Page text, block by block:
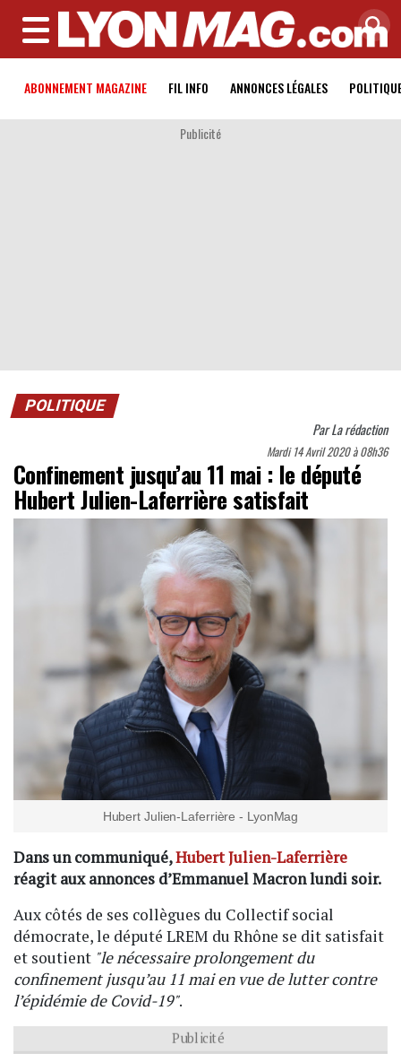
MENU
ABONNEMENT MAGAZINE FIL INFO ANNONCES LÉGALES
Publicité
POLITIQUE
ParLa rédaction
Mardi 14 Avril 2020 à 08h36
Confinement jusqu’au 11 mai : le député
Hubert Julien-Laferrière satisfait
Hubert Julien-Laferrière - LyonMag
Dans un communiqué,Hubert Julien-Laferrière
réagit aux annonces d’Emmanuel Macron lundi soir.
Aux côtés de ses collègues du Collectif social
démocrate, le député LREM du Rhône se dit satisfait
et soutient "le nécessaire prolongement du
confinement jusqu’au 11 mai en vue de lutter contre
l’épidémie de Covid-19".
Publicité